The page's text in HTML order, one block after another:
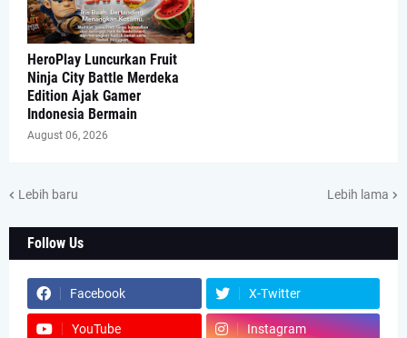
HeroPlay Luncurkan Fruit
Ninja City Battle Merdeka
Edition Ajak Gamer
Indonesia Bermain
August 06, 2026
Lebih baru Lebih lama
Follow Us
Facebook X-Twitter
YouTube Instagram